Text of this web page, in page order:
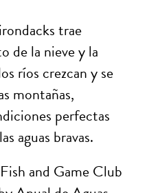
trae
de la nieve y la
ríos crezcan y se
montañas,
perfectas
aguas bravas.
and Game Club